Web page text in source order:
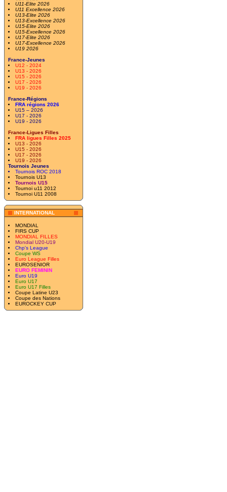
U11-Elite 2026
U11 Excellence 2026
U13-Elite 2026
U13-Excellence 2026
U15-Elite 2026
U15-Excellence 2026
U17-Elite 2026
U17-Excellence 2026
U19 2026
France-Jeunes
U12 - 2024
U13 - 2026
U15 - 2026
U17 - 2026
U19 - 2026
France-Régions
FRA régions 2026
U15 – 2026
U17 - 2026
U19 - 2026
France-Ligues Filles
FRA ligues Filles 2025
U13 - 2026
U15 - 2026
U17 - 2026
U19 - 2026
Tournois Jeunes
Tournois ROC 2018
Tournois U13
Tournois U15
Tournoi u11 2012
Tournoi U11 2008
INTERNATIONAL
MONDIAL
FIRS CUP
MONDIAL FILLES
Mondial U20-U19
Chp's League
Coupe WS
Euro League Filles
EUROSENIOR
EURO FEMININ
Euro U19
Euro U17
Euro U17 Filles
Coupe Latine U23
Coupe des Nations
EUROCKEY CUP